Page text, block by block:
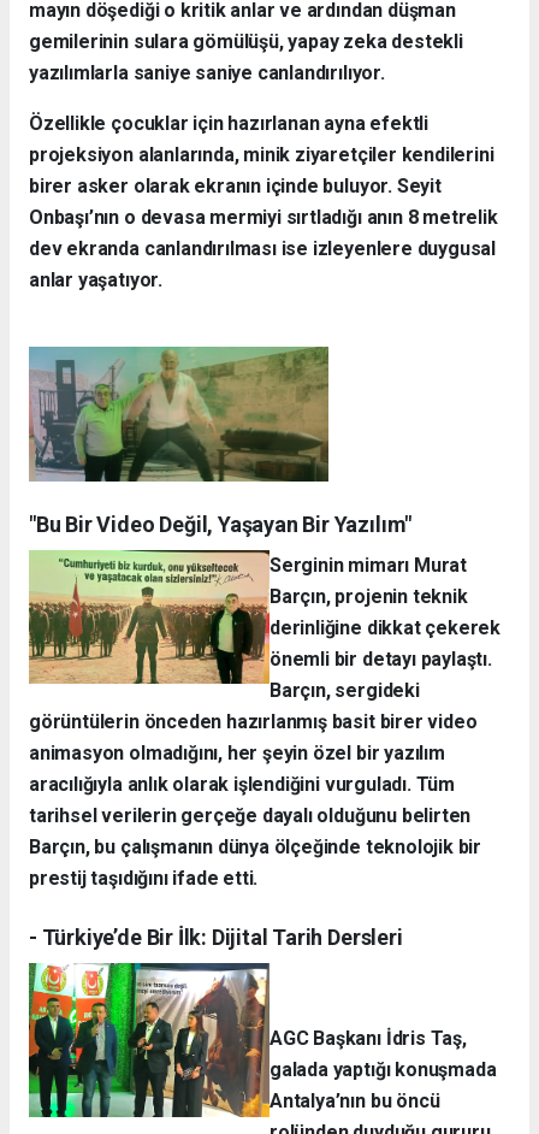
mayın döşediği o kritik anlar ve ardından düşman
gemilerinin sulara gömülüşü, yapay zeka destekli
yazılımlarla saniye saniye canlandırılıyor.
Özellikle çocuklar için hazırlanan ayna efektli
projeksiyon alanlarında, minik ziyaretçiler kendilerini
birer asker olarak ekranın içinde buluyor. Seyit
Onbaşı’nın o devasa mermiyi sırtladığı anın 8 metrelik
dev ekranda canlandırılması ise izleyenlere duygusal
anlar yaşatıyor.
"Bu Bir Video Değil, Yaşayan Bir Yazılım"
Serginin mimarı Murat
Barçın, projenin teknik
derinliğine dikkat çekerek
önemli bir detayı paylaştı.
Barçın, sergideki
görüntülerin önceden hazırlanmış basit birer video
animasyon olmadığını, her şeyin özel bir yazılım
aracılığıyla anlık olarak işlendiğini vurguladı. Tüm
tarihsel verilerin gerçeğe dayalı olduğunu belirten
Barçın, bu çalışmanın dünya ölçeğinde teknolojik bir
prestij taşıdığını ifade etti.
- Türkiye’de Bir İlk: Dijital Tarih Dersleri
AGC Başkanı İdris Taş,
galada yaptığı konuşmada
Antalya’nın bu öncü